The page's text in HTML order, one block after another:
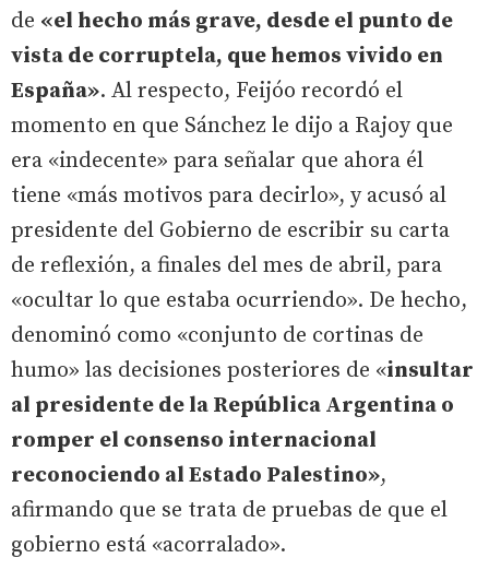
de «el hecho más grave, desde el punto de
vista de corruptela, que hemos vivido en
España». Al respecto, Feijóo recordó el
momento en que Sánchez le dijo a Rajoy que
era «indecente» para señalar que ahora él
tiene «más motivos para decirlo», y acusó al
presidente del Gobierno de escribir su carta
de reflexión, a finales del mes de abril, para
«ocultar lo que estaba ocurriendo». De hecho,
denominó como «conjunto de cortinas de
humo» las decisiones posteriores de «insultar
al presidente de la República Argentina o
romper el consenso internacional
reconociendo al Estado Palestino»,
afirmando que se trata de pruebas de que el
gobierno está «acorralado».